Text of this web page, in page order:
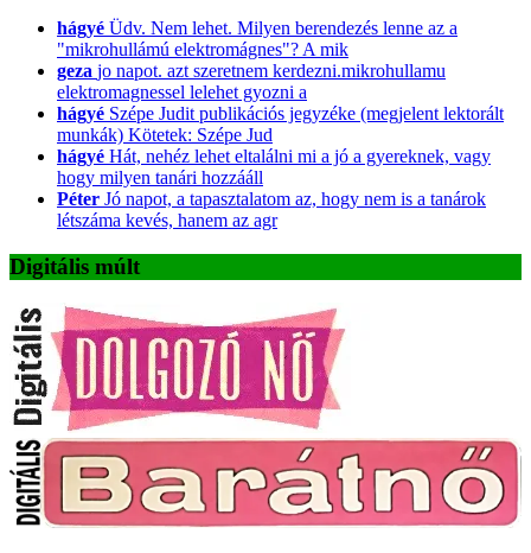
hágyé Üdv. Nem lehet. Milyen berendezés lenne az a
"mikrohullámú elektromágnes"? A mik
geza jo napot. azt szeretnem kerdezni.mikrohullamu
elektromagnessel lelehet gyozni a
hágyé Szépe Judit publikációs jegyzéke (megjelent lektorált
munkák) Kötetek: Szépe Jud
hágyé Hát, nehéz lehet eltalálni mi a jó a gyereknek, vagy
hogy milyen tanári hozzááll
Péter Jó napot, a tapasztalatom az, hogy nem is a tanárok
létszáma kevés, hanem az agr
Digitális múlt